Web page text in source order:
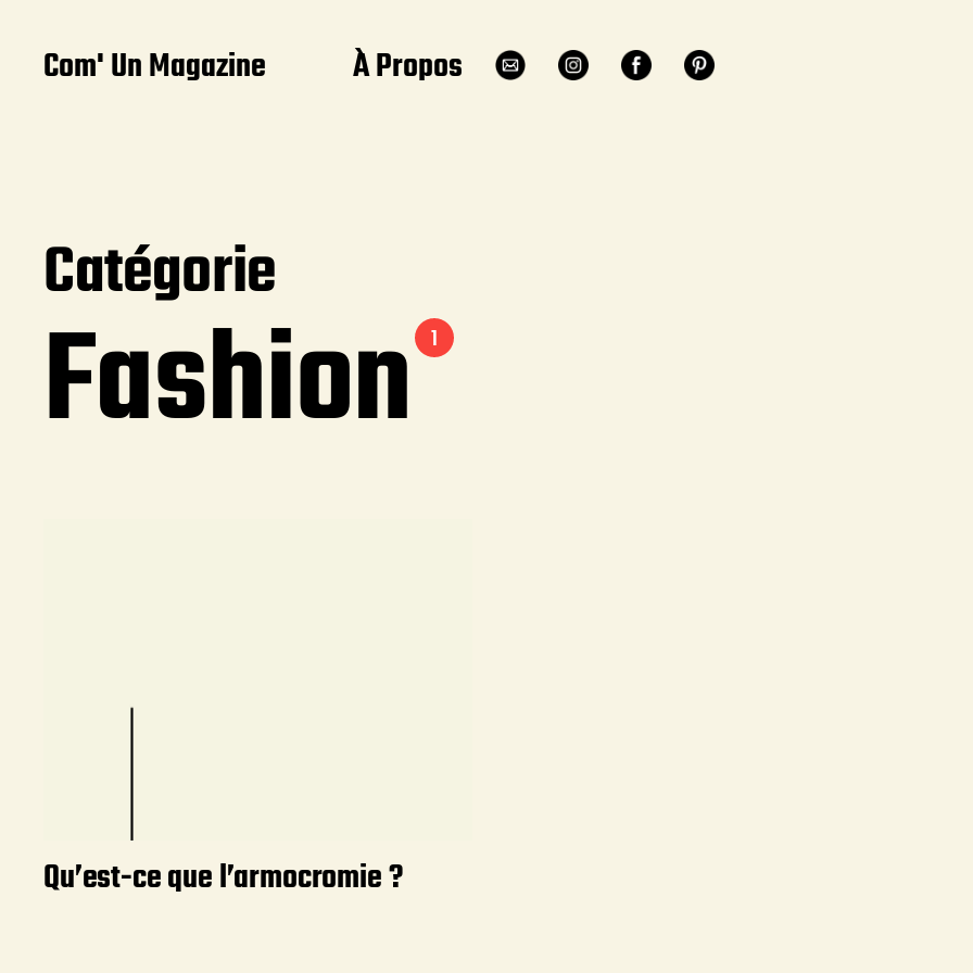
Com' Un Magazine À Propos
Catégorie
Fashion1
Qu’est-ce que l’armocromie ?